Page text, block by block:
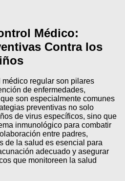
Médico:
Contra los
regular son pilares
de enfermedades,
son especialmente comunes
preventivas no solo
de virus específicos, sino que
inmunológico para combatir
entre padres,
de la salud es esencial para
adecuado y asegurar
que monitoreen la salud